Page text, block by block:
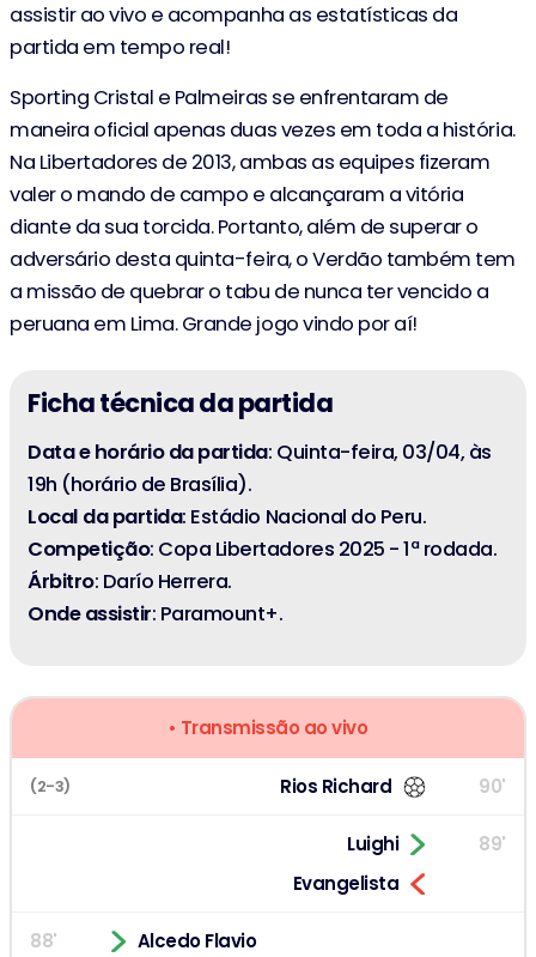
assistir ao vivo e acompanha as estatísticas da
partida em tempo real!
Sporting Cristal e Palmeiras se enfrentaram de
maneira oficial apenas duas vezes em toda a história.
Na Libertadores de 2013, ambas as equipes fizeram
valer o mando de campo e alcançaram a vitória
diante da sua torcida. Portanto, além de superar o
adversário desta quinta-feira, o Verdão também tem
a missão de quebrar o tabu de nunca ter vencido a
peruana em Lima. Grande jogo vindo por aí!
Ficha técnica da partida
Data e horário da partida: Quinta-feira, 03/04, às
19h (horário de Brasília).
Local da partida: Estádio Nacional do Peru.
Competição: Copa Libertadores 2025 - 1ª rodada.
Árbitro: Darío Herrera.
Onde assistir: Paramount+.
• Transmissão ao vivo
90'
Rios Richard
(2-3)
89'
Luighi
Evangelista
88'
Alcedo Flavio